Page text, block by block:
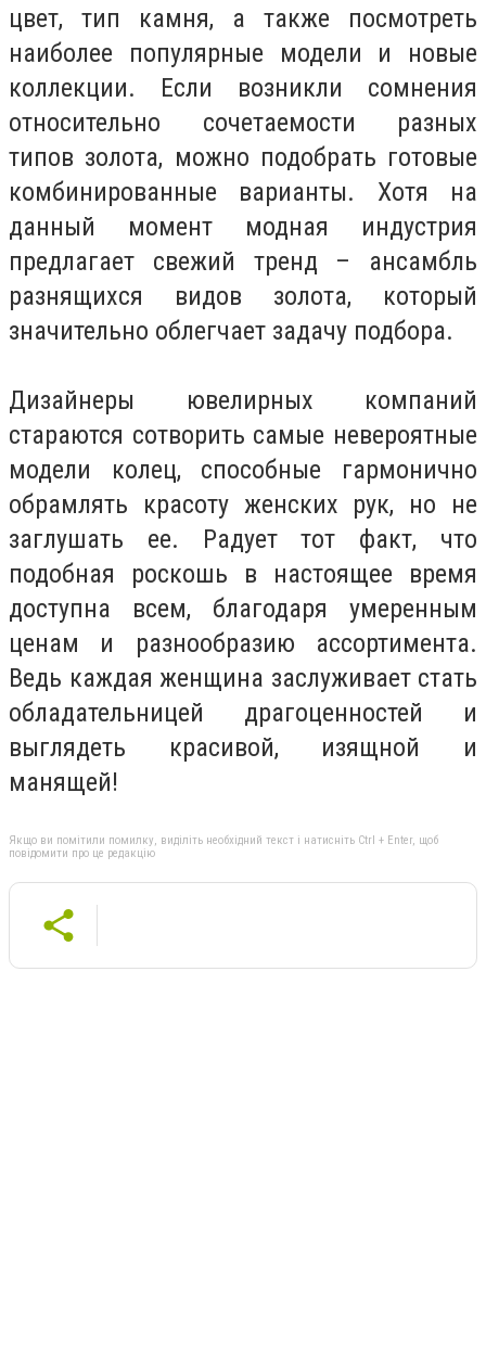
цвет, тип камня, а также посмотреть
наиболее популярные модели и новые
коллекции. Если возникли сомнения
относительно сочетаемости разных
типов золота, можно подобрать готовые
комбинированные варианты. Хотя на
данный момент модная индустрия
предлагает свежий тренд – ансамбль
разнящихся видов золота, который
значительно облегчает задачу подбора.
Дизайнеры ювелирных компаний
стараются сотворить самые невероятные
модели колец, способные гармонично
обрамлять красоту женских рук, но не
заглушать ее. Радует тот факт, что
подобная роскошь в настоящее время
доступна всем, благодаря умеренным
ценам и разнообразию ассортимента.
Ведь каждая женщина заслуживает стать
обладательницей драгоценностей и
выглядеть красивой, изящной и
манящей!
Якщо ви помітили помилку, виділіть необхідний текст і натисніть Ctrl + Enter, щоб
повідомити про це редакцію